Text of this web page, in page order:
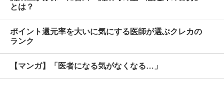
とは？
ポイント還元率を大いに気にする医師が選ぶクレカの
ランク
【マンガ】「医者になる気がなくなる…」